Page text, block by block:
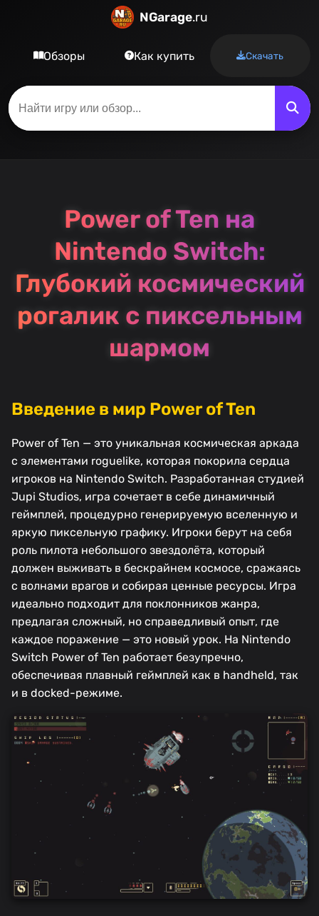
NGarage.ru
Обзоры Как купить Скачать
Power of Ten на
Nintendo Switch:
Глубокий космический
рогалик с пиксельным
шармом
Введение в мир Power of Ten
Power of Ten — это уникальная космическая аркада
с элементами roguelike, которая покорила сердца
игроков на Nintendo Switch. Разработанная студией
Jupi Studios, игра сочетает в себе динамичный
геймплей, процедурно генерируемую вселенную и
яркую пиксельную графику. Игроки берут на себя
роль пилота небольшого звездолёта, который
должен выживать в бескрайнем космосе, сражаясь
с волнами врагов и собирая ценные ресурсы. Игра
идеально подходит для поклонников жанра,
предлагая сложный, но справедливый опыт, где
каждое поражение — это новый урок. На Nintendo
Switch Power of Ten работает безупречно,
обеспечивая плавный геймплей как в handheld, так
и в docked-режиме.